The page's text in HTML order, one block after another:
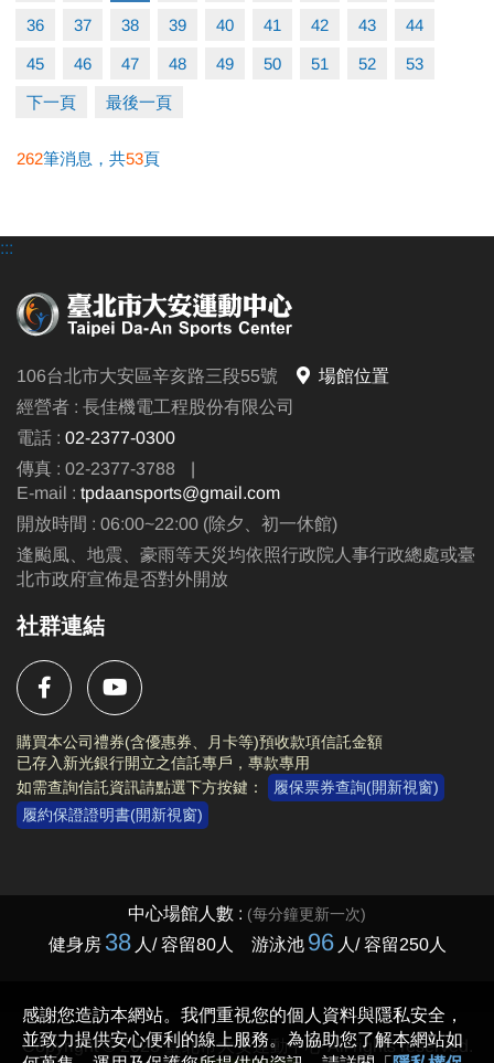
接入場。
36 37 38 39 40 41 42 43 44
45 46 47 48 49 50 51 52 53
下一頁 最後一頁
262筆消息，共53頁
:::
106台北市大安區辛亥路三段55號
場館位置
經營者 : 長佳機電工程股份有限公司
電話 : 02-2377-0300
傳真 : 02-2377-3788
|
E-mail : tpdaansports@gmail.com
開放時間 : 06:00~22:00 (除夕、初一休館)
逢颱風、地震、豪雨等天災均依照行政院人事行政總處或臺
北市政府宣佈是否對外開放
社群連結
購買本公司禮券(含優惠券、月卡等)預收款項信託金額
已存入新光銀行開立之信託專戶，專款專用
如需查詢信託資訊請點選下方按鍵：
履保票券查詢(開新視窗)
履約保證證明書(開新視窗)
Copyright © 2023 臺北市大安運動中心 All rights reserved.